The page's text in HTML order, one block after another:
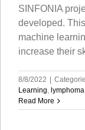
SINFONIA
developed.
machine
increase their
8/8/2022 |
Learning lymphoma
Read More